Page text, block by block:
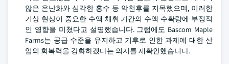
않은 온난화와 심각한 홍수 등 악천후를 지목했으며, 이러한
기상 현상이 중요한 수액 채취 기간의 수액 수확량에 부정적
인 영향을 미쳤다고 설명했습니다. 그럼에도 Bascom Maple
Farms는 공급 수준을 유지하고 기후로 인한 과제에 대한 산
업의 회복력을 강화하겠다는 의지를 재확인했습니다.